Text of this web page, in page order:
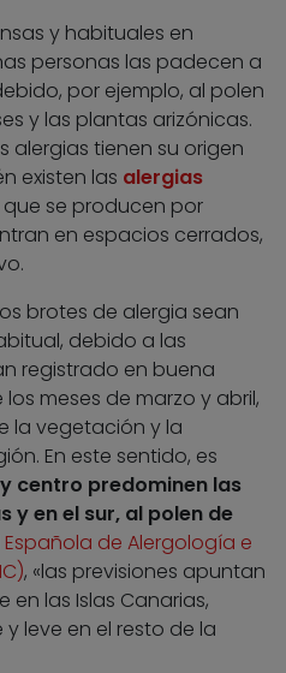
y habituales en
personas las padecen a
por ejemplo, al polen
y las plantas arizónicas.
alergias tienen su origen
existen las alergias
se producen por
en espacios cerrados,
brotes de alergia sean
debido a las
registrado en buena
meses de marzo y abril,
la vegetación y la
En este sentido, es
centro predominen las
y en el sur, al polen de
de Alergología e
, «las previsiones apuntan
en las Islas Canarias,
leve en el resto de la